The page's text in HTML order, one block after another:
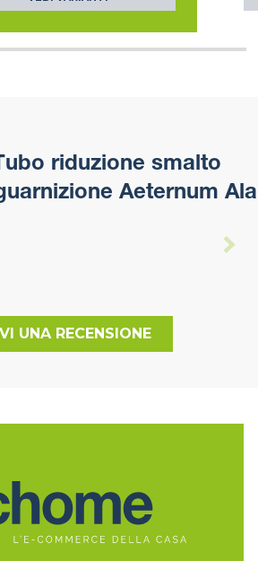
riduzione smalto
Aeternum Ala
UNA RECENSIONE